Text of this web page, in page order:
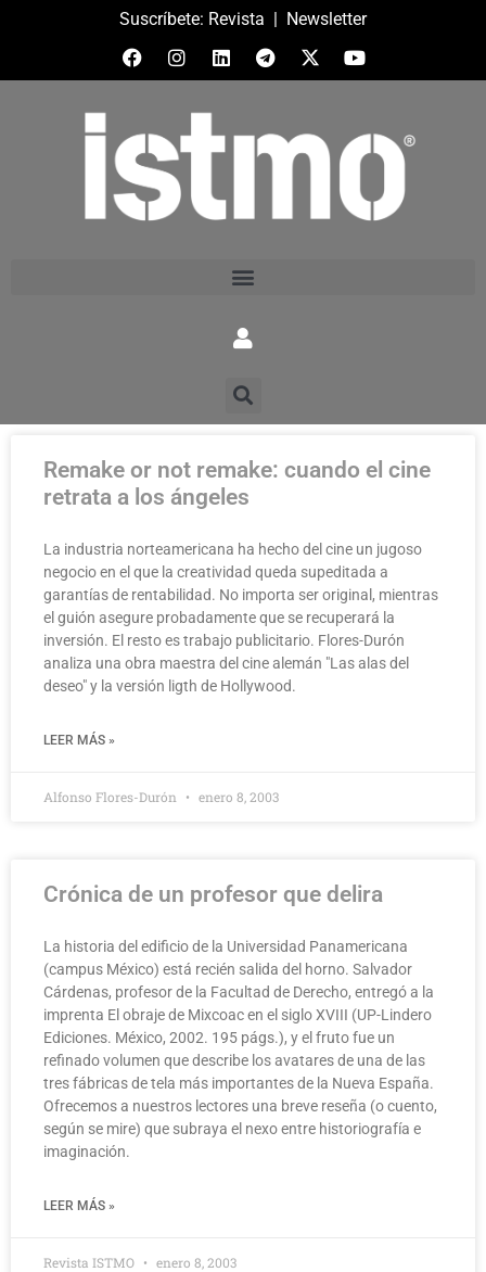
Suscríbete: Revista | Newsletter
Remake or not remake: cuando el cine
retrata a los ángeles
La industria norteamericana ha hecho del cine un jugoso
negocio en el que la creatividad queda supeditada a
garantías de rentabilidad. No importa ser original, mientras
el guión asegure probadamente que se recuperará la
inversión. El resto es trabajo publicitario. Flores-Durón
analiza una obra maestra del cine alemán "Las alas del
deseo" y la versión ligth de Hollywood.
LEER MÁS »
Alfonso Flores-Durón enero 8, 2003
Crónica de un profesor que delira
La historia del edificio de la Universidad Panamericana
(campus México) está recién salida del horno. Salvador
Cárdenas, profesor de la Facultad de Derecho, entregó a la
imprenta El obraje de Mixcoac en el siglo XVIII (UP-Lindero
Ediciones. México, 2002. 195 págs.), y el fruto fue un
refinado volumen que describe los avatares de una de las
tres fábricas de tela más importantes de la Nueva España.
Ofrecemos a nuestros lectores una breve reseña (o cuento,
según se mire) que subraya el nexo entre historiografía e
imaginación.
LEER MÁS »
Revista ISTMO enero 8, 2003